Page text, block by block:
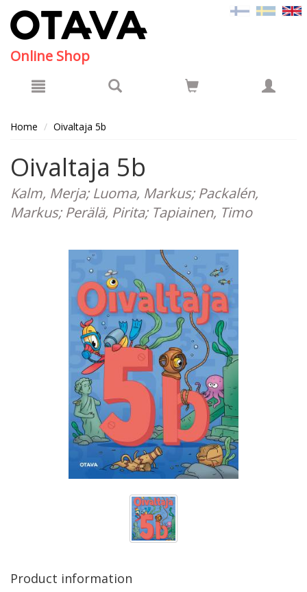
Online Shop
Home Oivaltaja 5b
Oivaltaja 5b
Kalm, Merja; Luoma, Markus; Packalén,
Markus; Perälä, Pirita; Tapiainen, Timo
Product information